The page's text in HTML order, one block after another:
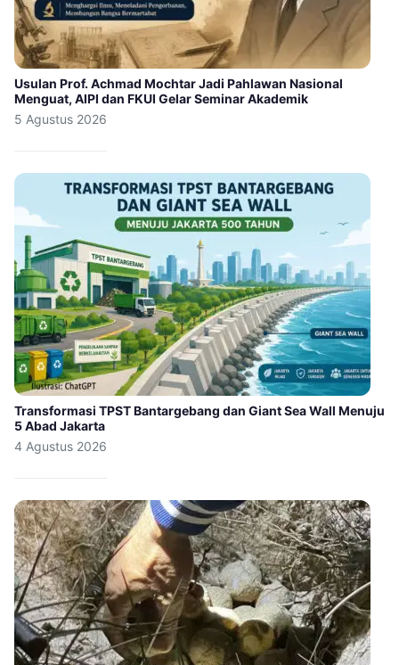
Usulan Prof. Achmad Mochtar Jadi Pahlawan Nasional
Menguat, AIPI dan FKUI Gelar Seminar Akademik
5 Agustus 2026
Transformasi TPST Bantargebang dan Giant Sea Wall Menuju
5 Abad Jakarta
4 Agustus 2026